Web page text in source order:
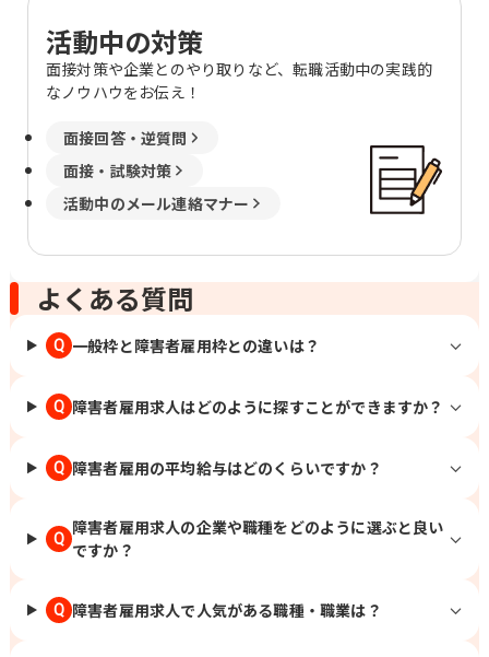
活動中の対策
面接対策や企業とのやり取りなど、転職活動中の実践的
なノウハウをお伝え！
面接回答・逆質問
面接・試験対策
活動中のメール連絡マナー
よくある質問
Q 一般枠と障害者雇用枠との違いは？
Q 障害者雇用求人はどのように探すことができますか？
Q 障害者雇用の平均給与はどのくらいですか？
Q
障害者雇用求人の企業や職種をどのように選ぶと良い
ですか？
Q 障害者雇用求人で人気がある職種・職業は？